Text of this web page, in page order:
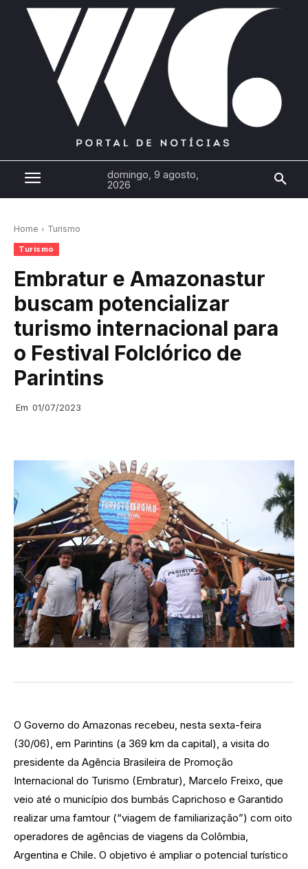
domingo, 9 agosto,
2026
Home Turismo
Turismo
Embratur e Amazonastur
buscam potencializar
turismo internacional para
o Festival Folclórico de
Parintins
Em 01/07/2023
O Governo do Amazonas recebeu, nesta sexta-feira
(30/06), em Parintins (a 369 km da capital), a visita do
presidente da Agência Brasileira de Promoção
Internacional do Turismo (Embratur), Marcelo Freixo, que
veio até o município dos bumbás Caprichoso e Garantido
realizar uma famtour (“viagem de familiarização”) com oito
operadores de agências de viagens da Colômbia,
Argentina e Chile. O objetivo é ampliar o potencial turístico